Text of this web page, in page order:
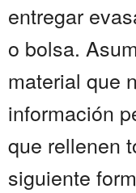
entregar
o bolsa.
material que
información
que rellenen
siguiente